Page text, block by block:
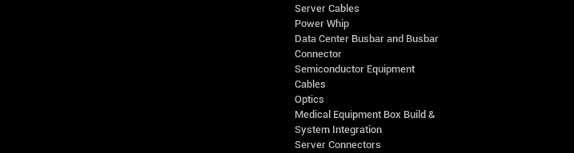
Server Cables
Power Whip
Data Center Busbar and Busbar
Connector
Semiconductor Equipment
Cables
Optics
Medical Equipment Box Build &
System Integration
Server Connectors